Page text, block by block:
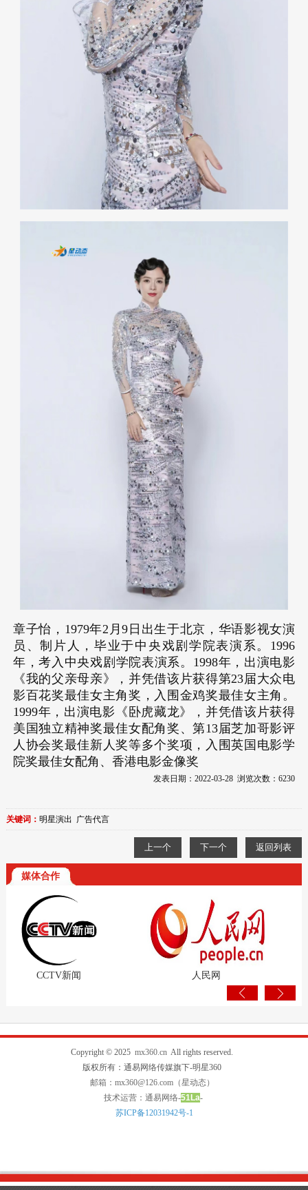
章子怡，1979年2月9日出生于北京，华语影视女演
员、制片人，毕业于中央戏剧学院表演系。1996
年，考入中央戏剧学院表演系。1998年，出演电影
《我的父亲母亲》，并凭借该片获得第23届大众电
影百花奖最佳女主角奖，入围金鸡奖最佳女主角。
1999年，出演电影 《卧虎藏龙》，并凭借该片获得
美国独立精神奖最佳女配角奖、第13届芝加哥影评
人协会奖最佳新人奖等多个奖项，入围英国 电影学
院奖最佳女配角、香港电影金像奖
发表日期：2022-03-28 浏览次数：6230
关键词： 明星演出 广告代言
上一个 下一个 返回列表
媒体合作
CCTV新闻 人民网
Copyright © 2025 mx360.cn All rights reserved.
版权所有：通易网络传媒旗下-明星360
邮箱：mx360@126.com（星动态）
技术运营：通易网络-51La-
苏ICP备12031942号-1